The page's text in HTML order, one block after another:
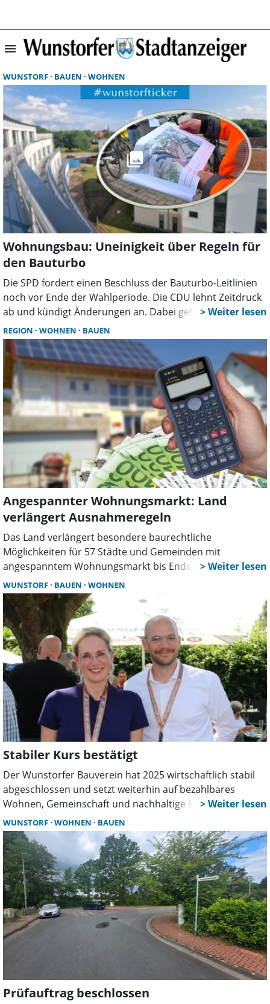
menu
WUNSTORF BAUEN WOHNEN
Wohnungsbau: Uneinigkeit über Regeln für
den Bauturbo
Die SPD fordert einen Beschluss der Bauturbo-Leitlinien
noch vor Ende der Wahlperiode. Die CDU lehnt Zeitdruck
ab und kündigt Änderungen an. Dabei geht es vor allem
um die Frage, wie stark Investoren durch Vorgaben zum
sozialen Wohnungsbau gebunden werden sollen.
REGION WOHNEN BAUEN
Angespannter Wohnungsmarkt: Land
verlängert Ausnahmeregeln
Das Land verlängert besondere baurechtliche
Möglichkeiten für 57 Städte und Gemeinden mit
angespanntem Wohnungsmarkt bis Ende 2029, darunter
auch Wunstorf. Kommunen sollen so schneller Bauland
mobilisieren und den dringend benötigten Wohnraum
schaffen.
WUNSTORF BAUEN WOHNEN
Stabiler Kurs bestätigt
Der Wunstorfer Bauverein hat 2025 wirtschaftlich stabil
abgeschlossen und setzt weiterhin auf bezahlbares
Wohnen, Gemeinschaft und nachhaltige Entwicklung.
Investitionen in den Bestand, hohe Zufriedenheit und
neue Serviceangebote prägen die Arbeit der
Genossenschaft.
WUNSTORF WOHNEN BAUEN
Prüfauftrag beschlossen